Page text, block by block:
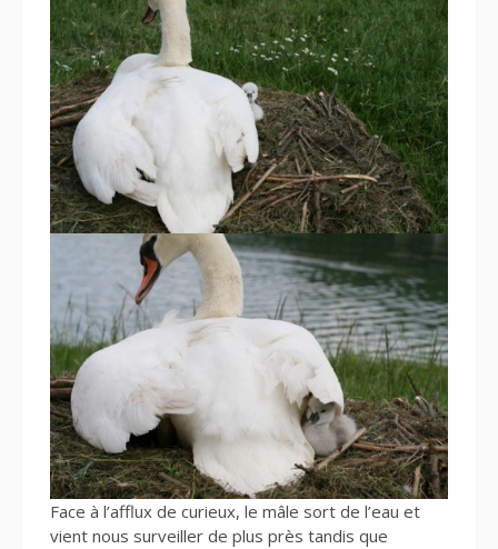
Face à l’afflux de curieux, le mâle sort de l’eau et
vient nous surveiller de plus près tandis que